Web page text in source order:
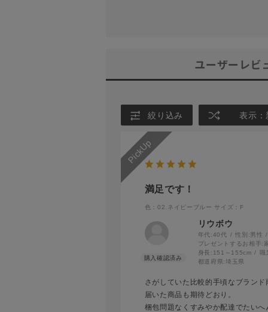
ユーザーレビ
絞り込み 表示：
満足です！
色：02.ネイビーブルー サイズ：F
リウボウ
年代:40代 性別:男性
プレゼントするお相手:
身長: 151～155cm
都道府県:埼玉県
さがしていた比較的手頃なブラン
届いた商品も期待どおり。
梱包問題なくすみやか配達でたいへ